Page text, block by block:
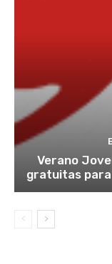
Verano
gratuitas